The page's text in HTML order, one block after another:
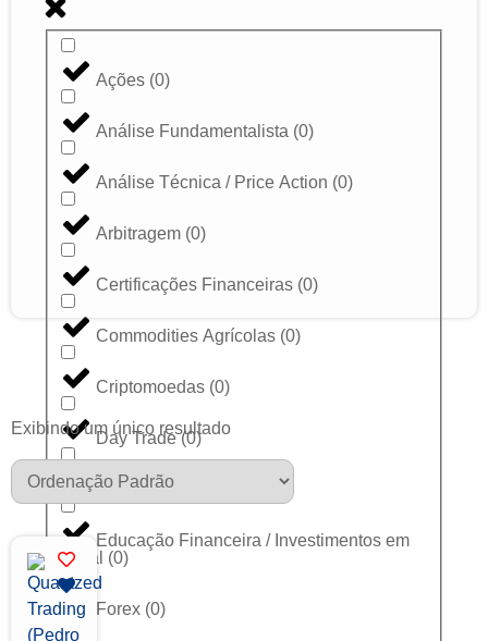
Ações (0)
Análise Fundamentalista (0)
Análise Técnica / Price Action (0)
Arbitragem (0)
Certificações Financeiras (0)
Commodities Agrícolas (0)
Criptomoedas (0)
Day Trade(0)
Dólar(0)
Educação Financeira / Investimentos em
Geral (0)
Forex (0)
Exibindo um único resultado